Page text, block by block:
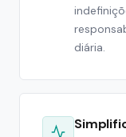
diária.